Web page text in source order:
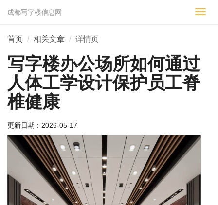
切
成都写字楼信息网
首页 相关文章 详情页
写字楼办公场所如何通过
人体工学设计保护员工脊
椎健康
更新日期： 2026-05-17